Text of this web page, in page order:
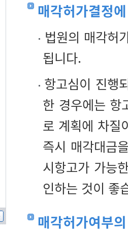
매각허가결정
법원의 매각허
됩니다.
항고심이 진행
한 경우에는 항
로 계획에 차질
즉시 매각대금
시항고가 가능
인하는 것이 좋
매각허가여부